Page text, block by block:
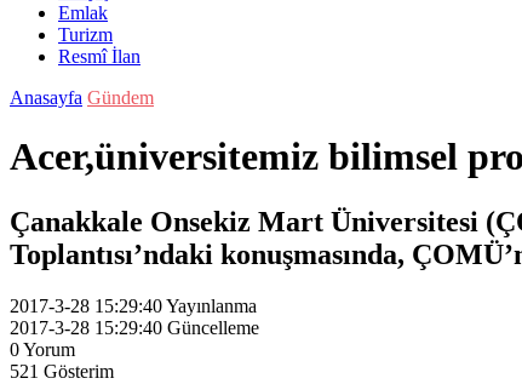
Emlak
Turizm
Resmî İlan
Anasayfa Gündem
Acer,üniversitemiz bilimsel
Çanakkale Onsekiz Mart Üniversitesi
Toplantısı’ndaki konuşmasında,
2017-3-28 15:29:40Yayınlanma
2017-3-28 15:29:40 Güncelleme
0Yorum
521 Gösterim